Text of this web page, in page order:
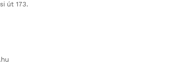
út 173.